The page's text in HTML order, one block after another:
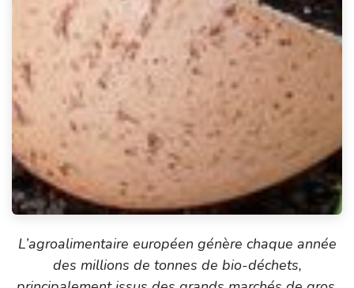
L’agroalimentaire européen génère chaque année
des millions de tonnes de bio-déchets,